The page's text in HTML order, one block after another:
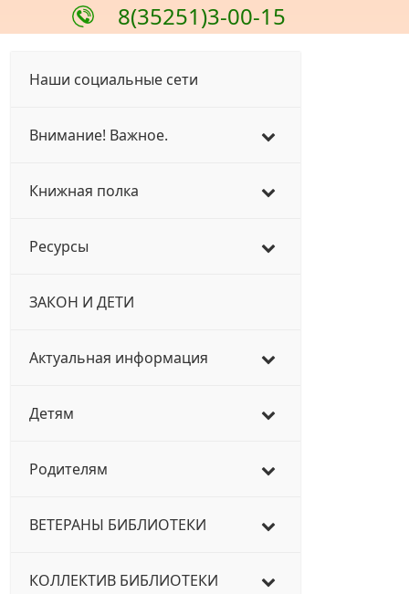
8(35251)3-00-15
Наши социальные сети
Внимание! Важное.
Книжная полка
Ресурсы
ЗАКОН И ДЕТИ
Актуальная информация
Детям
Родителям
ВЕТЕРАНЫ БИБЛИОТЕКИ
КОЛЛЕКТИВ БИБЛИОТЕКИ